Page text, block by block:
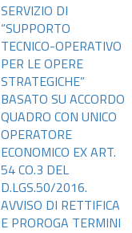
SERVIZIO DI
“SUPPORTO
TECNICO-OPERATIVO
PER LE OPERE
STRATEGICHE”
BASATO SU ACCORDO
QUADRO CON UNICO
OPERATORE
ECONOMICO EX ART.
54 CO.3 DEL
D.LGS.50/2016.
AVVISO DI RETTIFICA
E PROROGA TERMINI